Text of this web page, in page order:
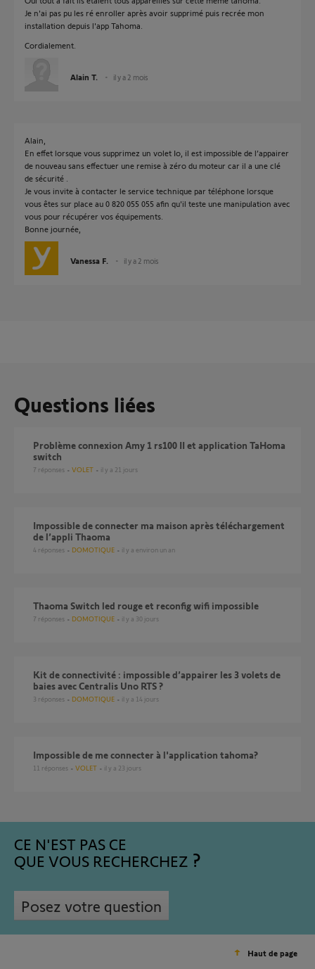
Je n'ai pas pu les ré enroller après avoir supprimé puis recrée mon
installation depuis l'app Tahoma.
Cordialement.
Alain T. il y a 2 mois
Alain,
En effet lorsque vous supprimez un volet Io, il est impossible de l’appairer
de nouveau sans effectuer une remise à zéro du moteur car il a une clé
de sécurité .
Je vous invite à contacter le service technique par téléphone lorsque
vous êtes sur place au 0 820 055 055 afin qu'il teste une manipulation avec
vous pour récupérer vos équipements.
Bonne journée,
Vanessa F. il y a 2 mois
Questions liées
Problème connexion Amy 1 rs100 II et application TaHoma
switch
7 réponses VOLET il y a 21 jours
Impossible de connecter ma maison après téléchargement
de l’appli Thaoma
4 réponses DOMOTIQUE il y a environ un an
Thaoma Switch led rouge et reconfig wifi impossible
7 réponses DOMOTIQUE il y a 30 jours
Kit de connectivité : impossible d’appairer les 3 volets de
baies avec Centralis Uno RTS ?
3 réponses DOMOTIQUE il y a 14 jours
Impossible de me connecter à l'application tahoma?
11 réponses VOLET il y a 23 jours
CE N'EST PAS CE
QUE VOUS RECHERCHEZ
Posez votre question
Haut de page